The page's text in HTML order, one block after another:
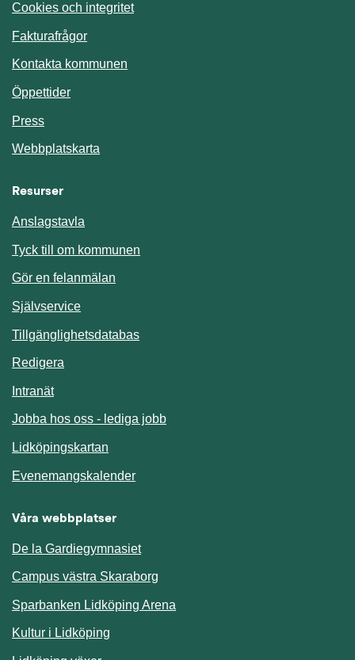
Cookies och integritet
Fakturafrågor
Kontakta kommunen
Öppettider
Press
Webbplatskarta
Resurser
Anslagstavla
Tyck till om kommunen
Gör en felanmälan
SjälvserviceLänk till annan webbplats.
TillgänglighetsdatabasLänk till annan webbplats.
Redigera
IntranätLänk till annan webbplats.
Jobba hos oss - lediga jobb
Lidköpingskartan
EvenemangskalenderLänk till annan webbplats.
Våra webbplatser
De la Gardiegymnasiet
Campus västra Skaraborg
Sparbanken Lidköping Arena
Kultur i Lidköping